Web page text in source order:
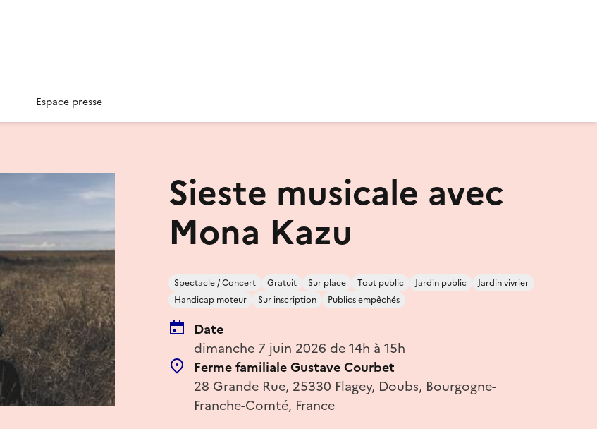
Espace presse
Sieste musicale avec
Mona Kazu
Spectacle / Concert Gratuit Sur place Tout public Jardin public
Jardin vivrier
Handicap moteur
Sur inscription Publics empêchés
Date
dimanche 7 juin 2026 de 14h à 15h
Ferme familiale Gustave Courbet
28 Grande Rue, 25330 Flagey, Doubs, Bourgogne-
Franche-Comté, France